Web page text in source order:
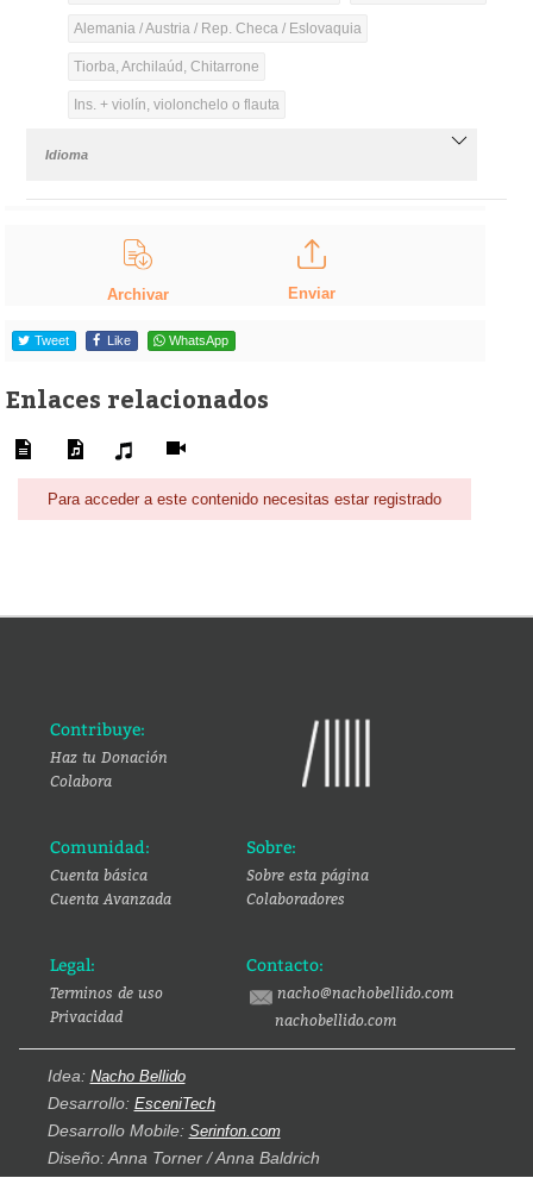
Alemania / Austria / Rep. Checa / Eslovaquia
Tiorba, Archilaúd, Chitarrone
Ins. + violín, violonchelo o flauta
Idioma
Archivar Enviar
Tweet Like WhatsApp
Enlaces relacionados
Para acceder a este contenido necesitas estar registrado
Contribuye:
Haz tu Donación
Colabora
Comunidad:
Cuenta básica
Cuenta Avanzada
Sobre:
Sobre esta página
Colaboradores
Legal:
Terminos de uso
Privacidad
Contacto:
nacho@nachobellido.com
nachobellido.com
Idea: Nacho Bellido
Desarrollo: EsceniTech
Desarrollo Mobile: Serinfon.com
Diseño: Anna Torner / Anna Baldrich